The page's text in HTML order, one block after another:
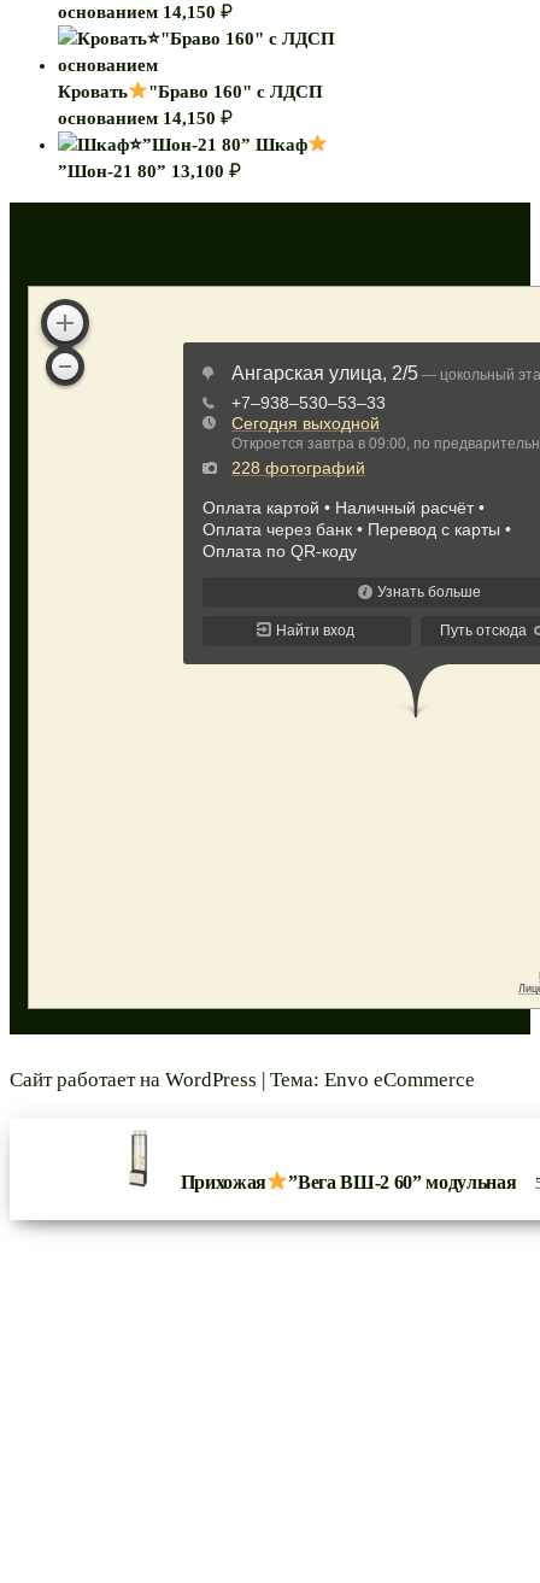
основанием 14,150 ₽
Кровать
"Браво 160" с ЛДСП
основанием 14,150 ₽
Шкаф
”Шон-21 80” 13,100 ₽
Сайт работает на WordPress | Тема: Envo eCommerce
Прихожая ”Вега ВШ-2 60” модульная